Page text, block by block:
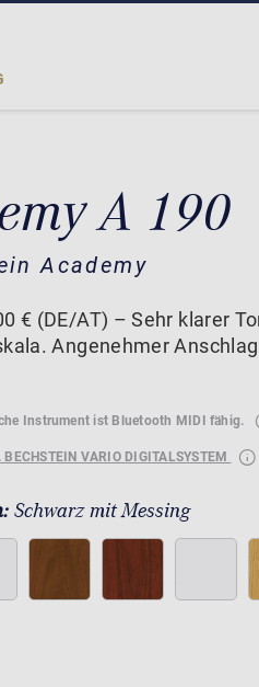
A 190
Academy
€ (DE/AT) – Sehr klarer
Angenehmer
Instrument ist Bluetooth MIDI fähig.
BECHSTEIN VARIO DIGITALSYSTEM
Schwarz mit Messing